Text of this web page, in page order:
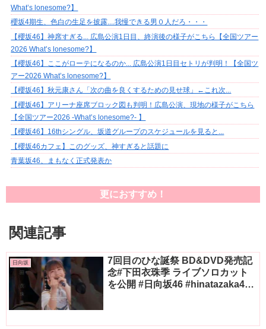
What’s lonesome?】
櫻坂4期生、色白の生足を披露....我慢できる男０人だろ・・・
【櫻坂46】神席すぎる... 広島公演1日目、終演後の様子がこちら【全国ツアー
2026 What’s lonesome?】
【櫻坂46】ここがローテになるのか... 広島公演1日目セトリが判明！【全国ツ
アー2026 What’s lonesome?】
【櫻坂46】秋元康さん「次の曲を良くするための見せ球」←これ次...
【櫻坂46】アリーナ座席ブロック図も判明！広島公演、現地の様子がこちら
【全国ツアー2026 -What’s lonesome?- 】
【櫻坂46】16thシングル、坂道グループのスケジュールを見ると...
【櫻坂46カフェ】このグッズ、神すぎると話題に
青葉坂46、まもなく正式発表か
更におすすめ！
関連記事
日向坂
7回目のひな誕祭 BD&DVD発売記
念#下田衣珠季 ライブソロカット
を公開 #日向坂46 #hinatazaka46